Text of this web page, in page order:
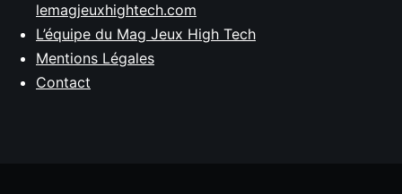
lemagjeuxhightech.com
L’équipe du Mag Jeux High Tech
Mentions Légales
Contact